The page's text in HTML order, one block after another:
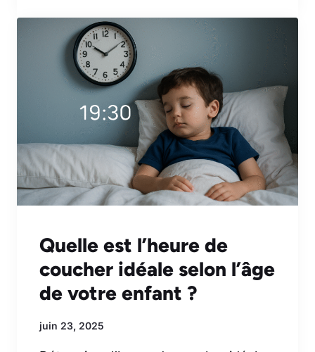
Quelle est l’heure de
coucher idéale selon l’âge
de votre enfant ?
juin 23, 2025